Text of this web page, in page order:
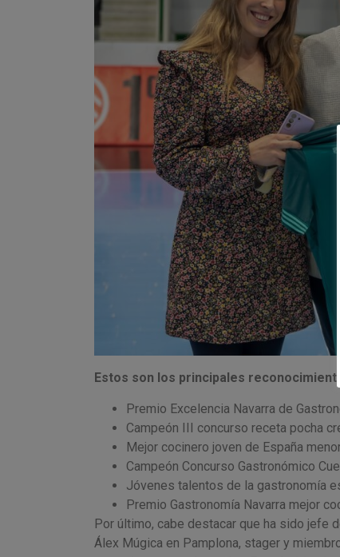
Estos son los principales
Premio Excelencia Navarra de
Campeón III concurso receta pocha
Mejor cocinero joven de España
Campeón Concurso Gastronómico
Jóvenes talentos de la gastronomía
Premio Gastronomía Navarra mejor
Por último, cabe destacar que ha sido jefe
Álex Múgica en Pamplona, stager y